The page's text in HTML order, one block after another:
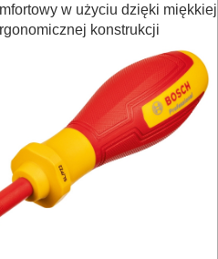
w użyciu dzięki miękkiej
konstrukcji